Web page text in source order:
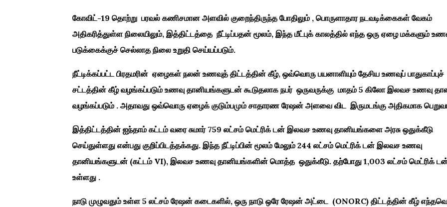
கோவிட்-19 தொற்று பரவல் கணிசமான அளவில் குறைந்திருந்த போதிலும் , பொருளாதார நடவடிக்கைகள் வேகம்
அதிகரித்துள்ள நிலையிலும், இத்திட்டத்தை நீட்டிப்பதன் மூலம், இந்த மீட்புக் காலத்தில் எந்த ஒரு ஏழை மக்களும்
படுக்கைக்குச் செல்லாத நிலை உறுதி செய்யப்படும்.
நீட்டிக்கப்பட்ட பிரதமரின் ஏழைகள் நலன் உணவுத் திட்டத்தின் கீழ், ஒவ்வொரு பயனாளியும் தேசிய உணவுப் பாதுகாப்புச்
சட்டத்தின் கீழ் வழங்கப்படும் உணவு தானியங்களுடன் கூடுதலாக நபர் ஒருவருக்கு மாதம் 5 கிலோ இலவச உணவு
வழங்கப்படும் . அதாவது ஒவ்வொரு ஏழைக் குடும்பமும் சாதாரண ரேஷன் அளவை விட இருமடங்கு அதிகமாக
இத்திட்டத்தின் ஐந்தாம் கட்டம் வரை சுமார் 759 லட்சம் மெட்ரிக் டன் இலவச உணவு தானியங்களை அரசு ஒதுக்கீடு
செய்துள்ளது என்பது குறிப்பிடத்தக்கது. இந்த நீட்டிப்பின் மூலம் மேலும் 244 லட்சம் மெட்ரிக் டன் இலவச உணவு
தானியங்களுடன் (கட்டம் VI), இலவச உணவு தானியங்களின் மொத்த ஒதுக்கீடு. தற்போது 1,003 லட்சம் மெட்ரிக்
உள்ளது .
நாடு முழுவதும் உள்ள 5 லட்சம் ரேஷன் கடைகளில், ஒரு நாடு ஒரே ரேஷன் அட்டை (ONORC) திட்டத்தின் கீழ்